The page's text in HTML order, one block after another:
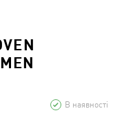
В наявності